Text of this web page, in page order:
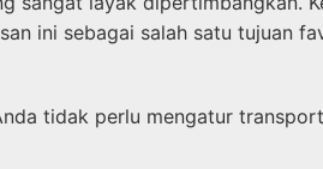
ini sebagai salah satu tujuan
tidak perlu mengatur